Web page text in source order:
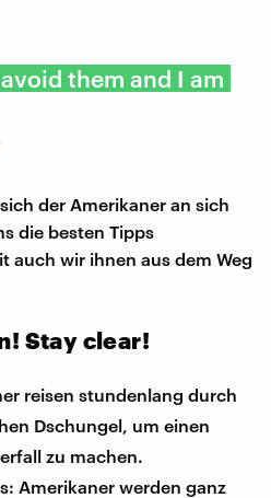
them and I am
der Amerikaner an sich
die besten Tipps
auch wir ihnen aus dem Weg
Stay clear!
reisen stundenlang durch
Dschungel, um einen
zu machen.
Amerikaner werden ganz